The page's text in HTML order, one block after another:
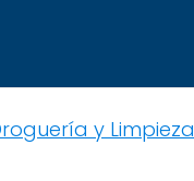
y Limpieza